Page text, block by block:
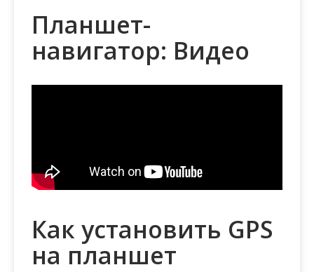
Планшет-
навигатор: Видео
Как установить GPS
на планшет